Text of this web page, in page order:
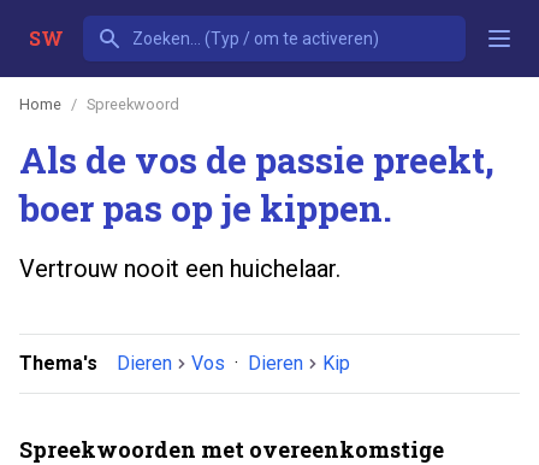
SW
Home Spreekwoord
Als de vos de passie preekt,
boer pas op je kippen.
Vertrouw nooit een huichelaar.
Thema's Dieren Vos · Dieren Kip
Spreekwoorden met overeenkomstige